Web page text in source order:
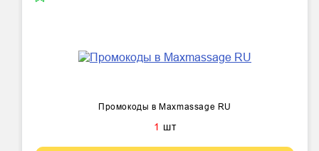
Промокоды в Maxmassage RU
1 шт